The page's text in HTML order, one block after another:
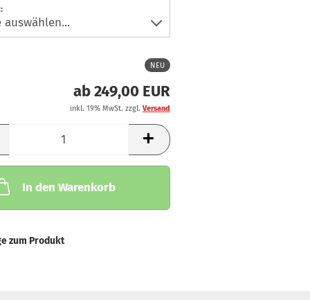
NEU
ab 249,00 EUR
inkl. 19% MwSt. zzgl. Versand
In den Warenkorb
zum Produkt